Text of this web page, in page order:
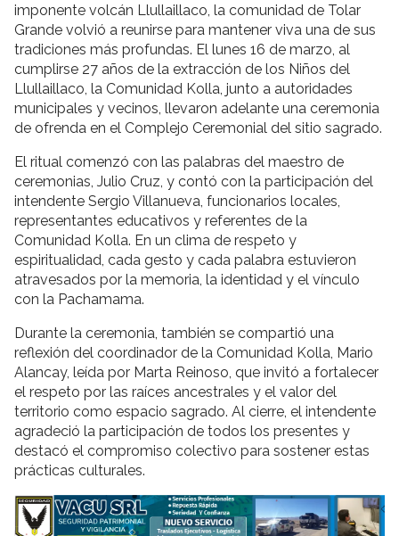
imponente volcán Llullaillaco, la comunidad de Tolar
Grande volvió a reunirse para mantener viva una de sus
tradiciones más profundas. El lunes 16 de marzo, al
cumplirse 27 años de la extracción de los Niños del
Llullaillaco, la Comunidad Kolla, junto a autoridades
municipales y vecinos, llevaron adelante una ceremonia
de ofrenda en el Complejo Ceremonial del sitio sagrado.
El ritual comenzó con las palabras del maestro de
ceremonias, Julio Cruz, y contó con la participación del
intendente Sergio Villanueva, funcionarios locales,
representantes educativos y referentes de la
Comunidad Kolla. En un clima de respeto y
espiritualidad, cada gesto y cada palabra estuvieron
atravesados por la memoria, la identidad y el vínculo
con la Pachamama.
Durante la ceremonia, también se compartió una
reflexión del coordinador de la Comunidad Kolla, Mario
Alancay, leída por Marta Reinoso, que invitó a fortalecer
el respeto por las raíces ancestrales y el valor del
territorio como espacio sagrado. Al cierre, el intendente
agradeció la participación de todos los presentes y
destacó el compromiso colectivo para sostener estas
prácticas culturales.